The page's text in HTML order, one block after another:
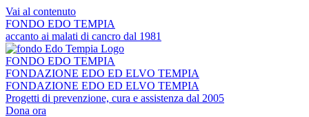
Vai al contenuto
FONDO EDO TEMPIA
accanto ai malati di cancro dal 1981
FONDO EDO TEMPIA
FONDAZIONE EDO ED ELVO TEMPIA
FONDAZIONE EDO ED ELVO TEMPIA
Progetti di prevenzione, cura e assistenza dal 2005
Dona ora